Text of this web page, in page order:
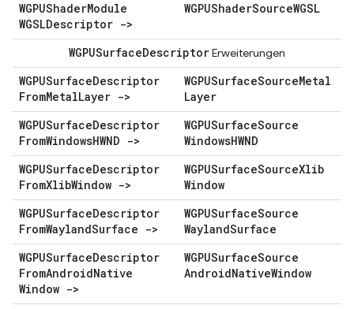
WGPUShaderModule
WGSLDescriptor ->
WGPUShaderSourceWGSL
WGPUSurfaceDescriptorErweiterungen
WGPUSurfaceDescriptor
FromMetalLayer ->
WGPUSurfaceSourceMetal
Layer
WGPUSurfaceDescriptor
FromWindowsHWND ->
WGPUSurfaceSource
WindowsHWND
WGPUSurfaceDescriptor
FromXlibWindow ->
WGPUSurfaceSourceXlib
Window
WGPUSurfaceDescriptor
FromWaylandSurface ->
WGPUSurfaceSource
WaylandSurface
WGPUSurfaceDescriptor
FromAndroidNative
Window ->
WGPUSurfaceSource
AndroidNativeWindow